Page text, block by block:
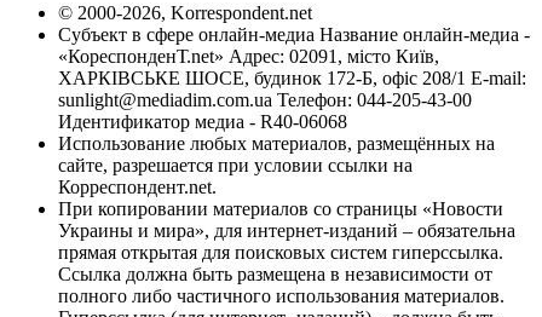
© 2000-2026, Korrespondent.net
Субъект в сфере онлайн-медиа Название онлайн-медиа -
«КореспонденТ.net» Адрес: 02091, місто Київ,
ХАРКІВСЬКЕ ШОСЕ, будинок 172-Б, офіс 208/1 E-mail:
sunlight@mediadim.com.ua Телефон: 044-205-43-00
Идентификатор медиа - R40-06068
Использование любых материалов, размещённых на
сайте, разрешается при условии ссылки на
Корреспондент.net.
При копировании материалов со страницы «Новости
Украины и мира», для интернет-изданий – обязательна
прямая открытая для поисковых систем гиперссылка.
Ссылка должна быть размещена в независимости от
полного либо частичного использования материалов.